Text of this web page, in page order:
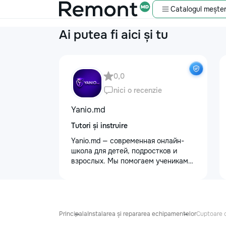
Catalogul
Ai putea fi aici și tu
0,0
nici o recenzie
Yanio.md
Tutori și instruire
Yanio.md — современная онлайн-
школа для детей, подростков и
взрослых. Мы помогаем ученикам
целей. В нашей команде работают
PrincipalaInstalarea și repararea echipamentelorCuptoare